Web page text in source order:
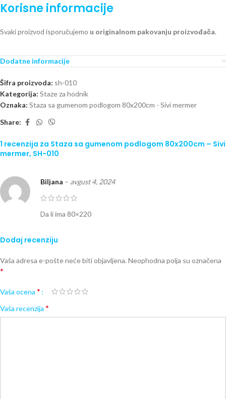
Korisne informacije
Svaki proizvod isporučujemo u originalnom pakovanju proizvođača.
Dodatne informacije
Šifra proizvoda: sh-010
Kategorija: Staze za hodnik
Oznaka: Staza sa gumenom podlogom 80x200cm - Sivi mermer
Share:
1 recenzija za Staza sa gumenom podlogom 80x200cm – Sivi
mermer, SH-010
Biljana – avgust 4, 2024
Da li ima 80×220
Dodaj recenziju
Vaša adresa e-pošte neće biti objavljena. Neophodna polja su označena
*
Vaša ocena *
Vaša recenzija *